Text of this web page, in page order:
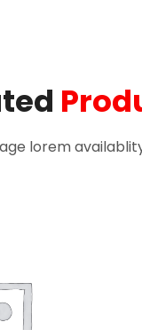
lorem